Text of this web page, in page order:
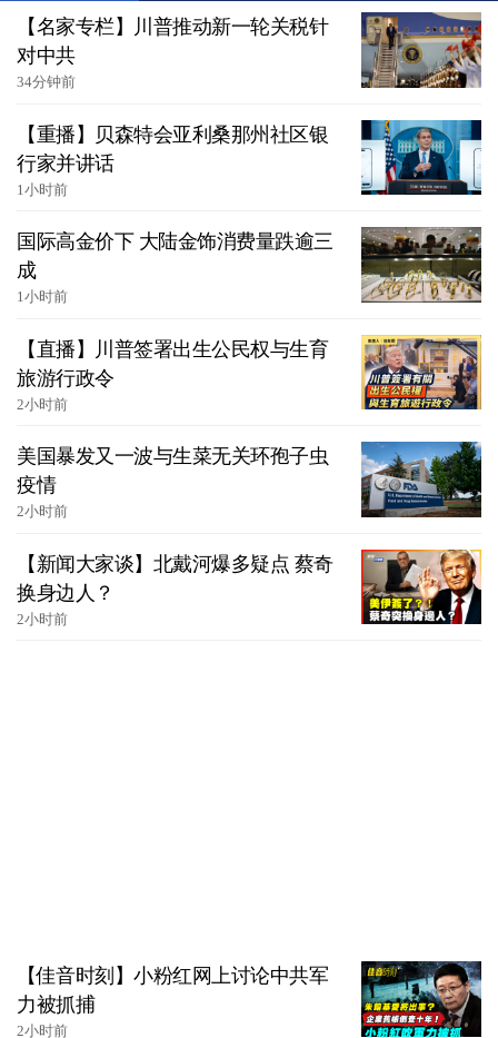
【名家专栏】川普推动新一轮关税针
对中共
34分钟前
【重播】贝森特会亚利桑那州社区银
行家并讲话
1小时前
国际高金价下 大陆金饰消费量跌逾三
成
1小时前
【直播】川普签署出生公民权与生育
旅游行政令
2小时前
美国暴发又一波与生菜无关环孢子虫
疫情
2小时前
【新闻大家谈】北戴河爆多疑点 蔡奇
换身边人？
2小时前
【佳音时刻】小粉红网上讨论中共军
力被抓捕
2小时前